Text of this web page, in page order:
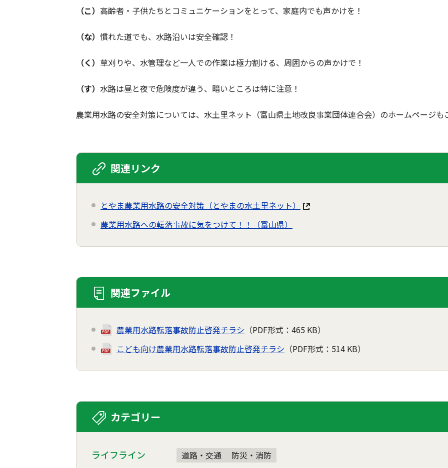
（こ） 高齢者・子供たちとコミュニケーションをとって、家庭内でも声かけを！
（な） 慣れた道でも、水路沿いは安全確認！
（く） 草刈りや、水管理など一人での作業は極力割ける、周囲からの声かけで！
（す） 水路は昼と夜で危険度が違う、暗いところは特に注意！
農業用水路の安全対策については、水土里ネット（富山県土地改良事業団体連合会）のホームページも
関連リンク
とやま農業用水路の安全対策（とやまの水土里ネット）
農業用水路への転落事故に気をつけて！！（富山県）
関連ファイル
農業用水路転落事故防止啓発チラシ （PDF形式：465 KB）
こども向け農業用水路転落事故防止啓発チラシ （PDF形式：514 KB）
カテゴリー
ライフライン 道路・交通 防災・消防